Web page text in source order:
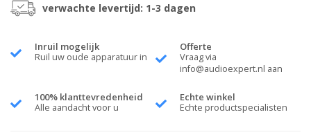
verwachte levertijd: 1-3 dagen
Inruil mogelijk
Ruil uw oude apparatuur in
Offerte
Vraag via
info@audioexpert.nl aan
100% klanttevredenheid
Alle aandacht voor u
Echte winkel
Echte productspecialisten